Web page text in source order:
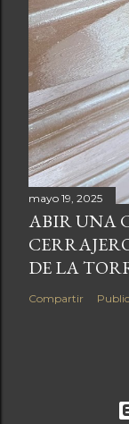
mayo 19, 2025
ABIR UNA
DE LA
Compartir